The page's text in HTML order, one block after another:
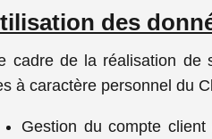
des
cadre de la réalisation de
à caractère personnel du
Gestion du compte